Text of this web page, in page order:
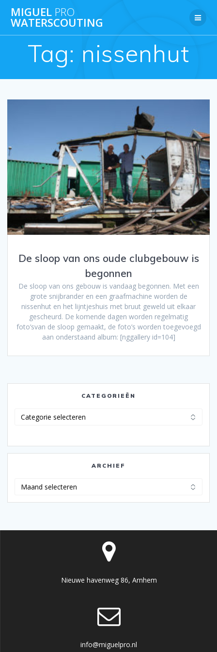
inhoud
MIGUEL PRO
WATERSCOUTING
Tag: nissenhut
De sloop van ons oude clubgebouw is
begonnen
De sloop van ons gebouw is vandaag begonnen. Met een
grote snijbrander en een graafmachine worden de
nissenhut en het lijntjeshuis met bruut geweld uit elkaar
gescheurd. De komende dagen worden regelmatig
foto’svan de sloop gemaakt, de foto’s worden toegevoegd
aan onderstaand album: [nggallery id=104]
CATEGORIEËN
ARCHIEF
Nieuwe havenweg 86, Arnhem
info@miguelpro.nl